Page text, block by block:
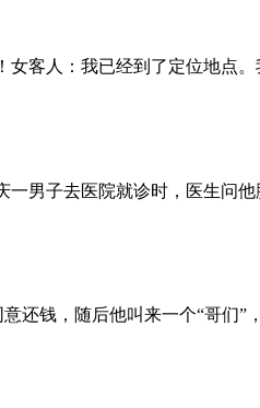
客人：我已经到了定位地点
男子去医院就诊时，医生问他
钱，随后他叫来一个“哥们”